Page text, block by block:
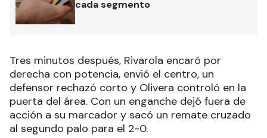
cada segmento
Tres minutos después, Rivarola encaró por
derecha con potencia, envió el centro, un
defensor rechazó corto y Olivera controló en la
puerta del área. Con un enganche dejó fuera de
acción a su marcador y sacó un remate cruzado
al segundo palo para el 2-0.